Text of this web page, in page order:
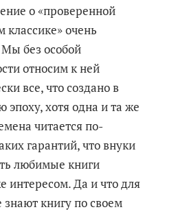
о «проверенной
классике» очень
без особой
относим к ней
все, что создано в
эпоху, хотя одна и та же
читается по-
гарантий, что внуки
любимые книги
интересом. Да и что для
книгу по своем